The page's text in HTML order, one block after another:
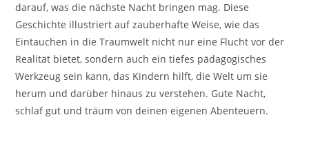
darauf, was die nächste Nacht bringen mag. Diese
Geschichte illustriert auf zauberhafte Weise, wie das
Eintauchen in die Traumwelt nicht nur eine Flucht vor der
Realität bietet, sondern auch ein tiefes pädagogisches
Werkzeug sein kann, das Kindern hilft, die Welt um sie
herum und darüber hinaus zu verstehen. Gute Nacht,
schlaf gut und träum von deinen eigenen Abenteuern.